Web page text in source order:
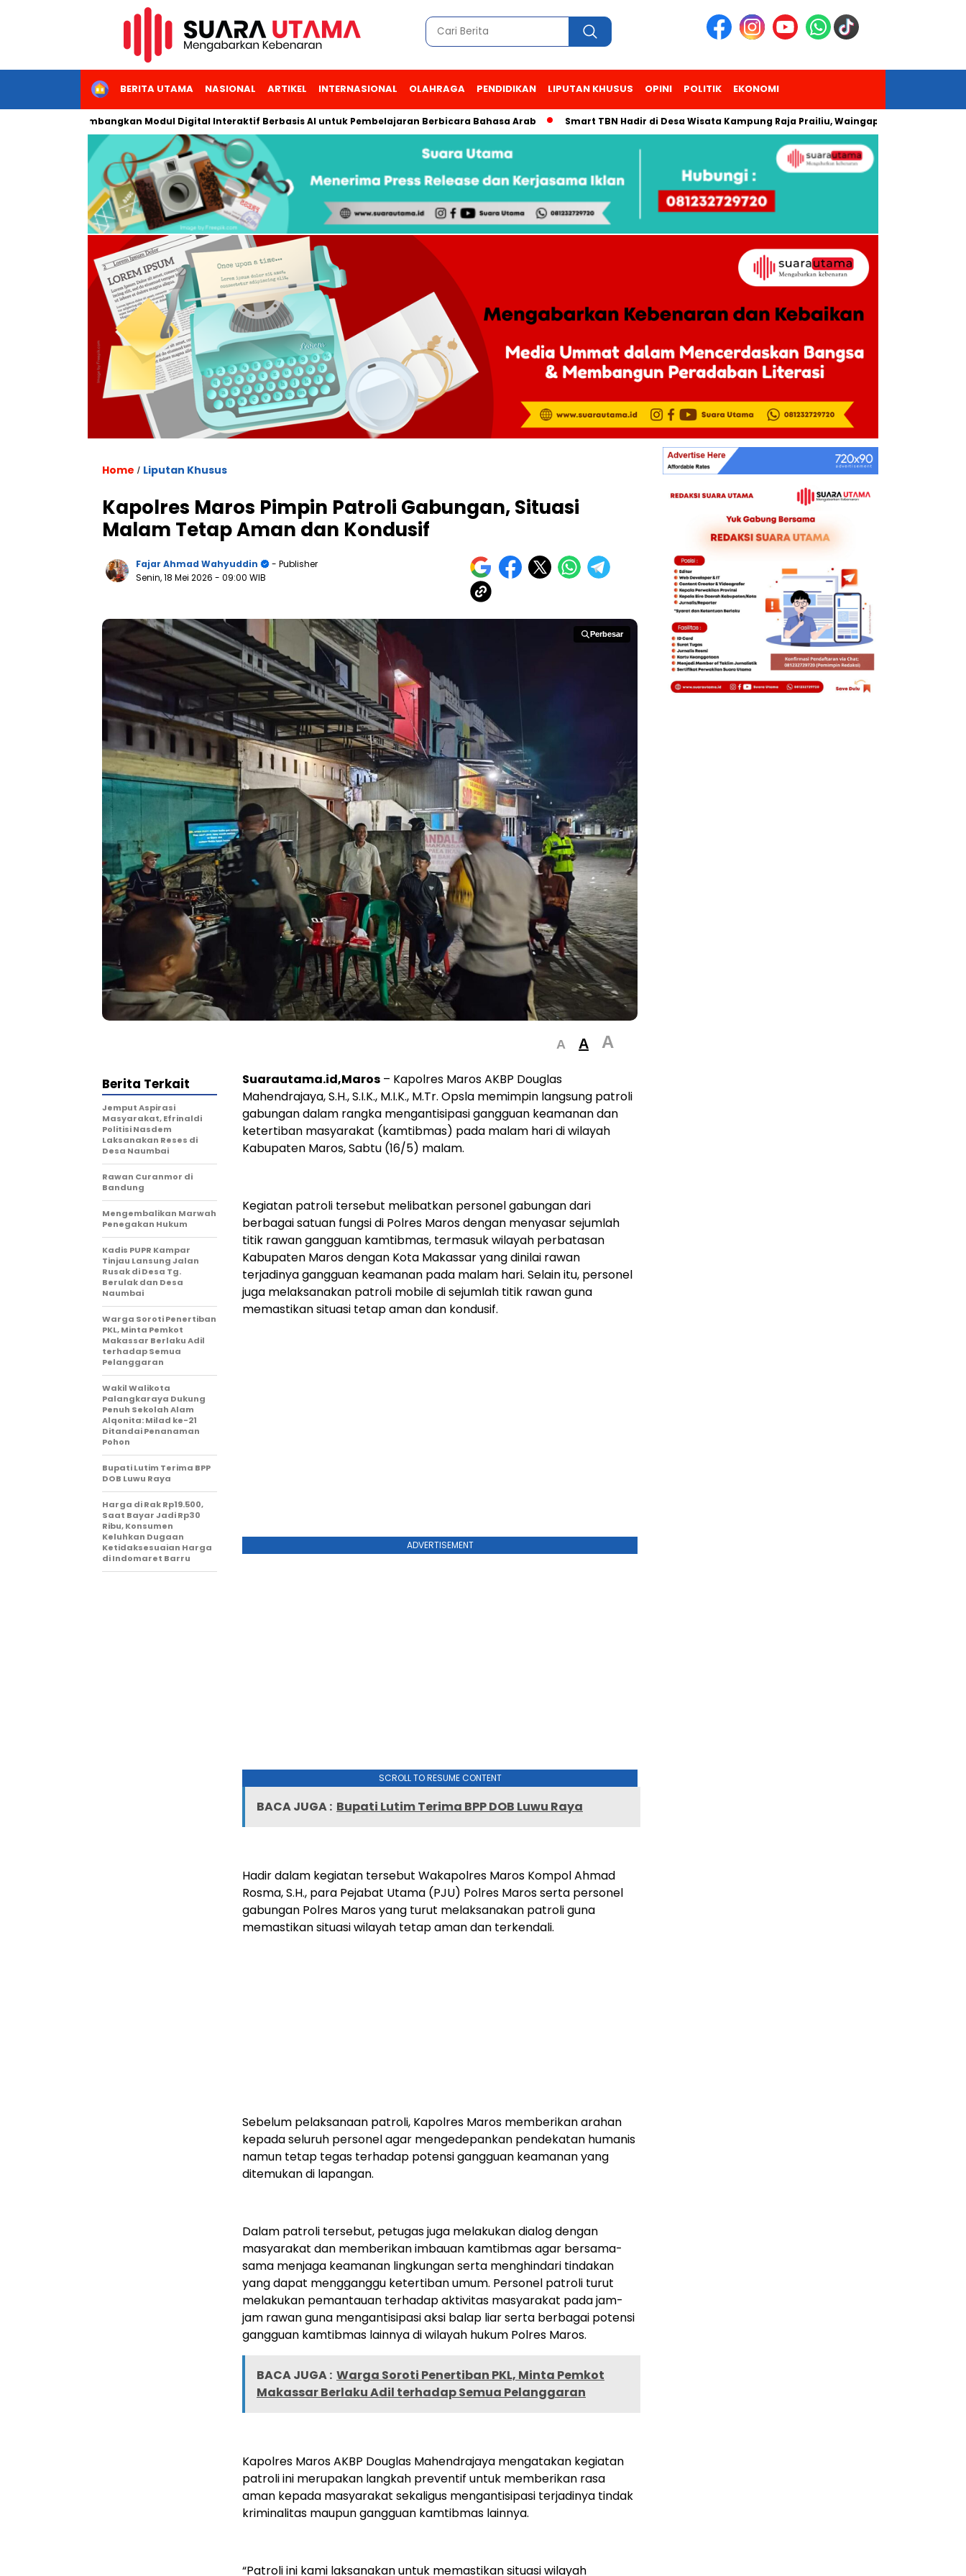
HOMEBERITA UTAMA NASIONAL ARTIKEL INTERNASIONAL OLAHRAGA PENDIDIKAN LIPUTAN KHUSUS OPINI POLITIK EKONOMI
Kembangkan Modul Digital Interaktif Berbasis AI untuk Pembelajaran Berbicara Bahasa Arab Smart TBN Hadir di Desa Wisata Kampung Raja Prailiu, Waingapu!
Home / Liputan Khusus
Kapolres Maros Pimpin Patroli Gabungan, Situasi
Malam Tetap Aman dan Kondusif
Fajar Ahmad Wahyuddin
- Publisher
Senin, 18 Mei 2026 - 09:00 WIB
Perbesar
Perbesar
A A A
Suarautama.id,Maros – Kapolres Maros AKBP Douglas
Mahendrajaya, S.H., S.I.K., M.I.K., M.Tr. Opsla memimpin langsung patroli
gabungan dalam rangka mengantisipasi gangguan keamanan dan
ketertiban masyarakat (kamtibmas) pada malam hari di wilayah
Kabupaten Maros, Sabtu (16/5) malam.
Kegiatan patroli tersebut melibatkan personel gabungan dari
berbagai satuan fungsi di Polres Maros dengan menyasar sejumlah
titik rawan gangguan kamtibmas, termasuk wilayah perbatasan
Kabupaten Maros dengan Kota Makassar yang dinilai rawan
terjadinya gangguan keamanan pada malam hari. Selain itu, personel
juga melaksanakan patroli mobile di sejumlah titik rawan guna
memastikan situasi tetap aman dan kondusif.
ADVERTISEMENT
SCROLL TO RESUME CONTENT
BACA JUGA : Bupati Lutim Terima BPP DOB Luwu Raya
Hadir dalam kegiatan tersebut Wakapolres Maros Kompol Ahmad
Rosma, S.H., para Pejabat Utama (PJU) Polres Maros serta personel
gabungan Polres Maros yang turut melaksanakan patroli guna
memastikan situasi wilayah tetap aman dan terkendali.
Sebelum pelaksanaan patroli, Kapolres Maros memberikan arahan
kepada seluruh personel agar mengedepankan pendekatan humanis
namun tetap tegas terhadap potensi gangguan keamanan yang
ditemukan di lapangan.
Dalam patroli tersebut, petugas juga melakukan dialog dengan
masyarakat dan memberikan imbauan kamtibmas agar bersama-
sama menjaga keamanan lingkungan serta menghindari tindakan
yang dapat mengganggu ketertiban umum. Personel patroli turut
melakukan pemantauan terhadap aktivitas masyarakat pada jam-
jam rawan guna mengantisipasi aksi balap liar serta berbagai potensi
gangguan kamtibmas lainnya di wilayah hukum Polres Maros.
BACA JUGA : Warga Soroti Penertiban PKL, Minta Pemkot
Makassar Berlaku Adil terhadap Semua Pelanggaran
Kapolres Maros AKBP Douglas Mahendrajaya mengatakan kegiatan
patroli ini merupakan langkah preventif untuk memberikan rasa
aman kepada masyarakat sekaligus mengantisipasi terjadinya tindak
kriminalitas maupun gangguan kamtibmas lainnya.
“Patroli ini kami laksanakan untuk memastikan situasi wilayah
Berita Terkait
Jemput Aspirasi
Masyarakat, Efrinaldi
Politisi Nasdem
Laksanakan Reses di
Desa Naumbai
Rawan Curanmor di
Bandung
Mengembalikan Marwah
Penegakan Hukum
Kadis PUPR Kampar
Tinjau Lansung Jalan
Rusak di Desa Tg.
Berulak dan Desa
Naumbai
Warga Soroti Penertiban
PKL, Minta Pemkot
Makassar Berlaku Adil
terhadap Semua
Pelanggaran
Wakil Walikota
Palangkaraya Dukung
Penuh Sekolah Alam
Alqonita: Milad ke-21
Ditandai Penanaman
Pohon
Bupati Lutim Terima BPP
DOB Luwu Raya
Harga di Rak Rp19.500,
Saat Bayar Jadi Rp30
Ribu, Konsumen
Keluhkan Dugaan
Ketidaksesuaian Harga
di Indomaret Barru